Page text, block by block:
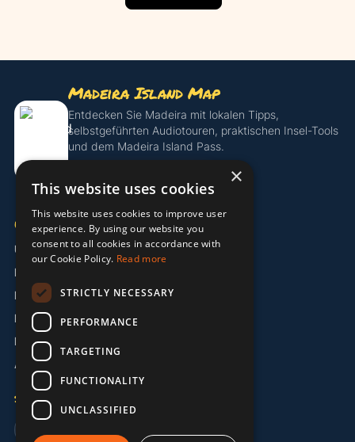
Madeira Island Map
Entdecken Sie Madeira mit lokalen Tipps,
selbstgeführten Audiotouren, praktischen Insel-Tools
und dem Madeira Island Pass.
Island Pass entdecken
UNTERNEHMEN
Über uns
Partner
Kontakt
Impressum
Datenschutzerklärung
AGB
SPRACHE
×
This website uses cookies
This website uses cookies to improve user
experience. By using our website you
consent to all cookies in accordance with
our Cookie Policy. Read more
STRICTLY NECESSARY
PERFORMANCE
TARGETING
FUNCTIONALITY
UNCLASSIFIED